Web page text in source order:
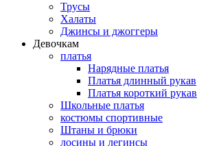
Трусы
Халаты
Джинсы и джоггеры
Девочкам
платья
Нарядные платья
Платья длинный рукав
Платья короткий рукав
Школьные платья
костюмы спортивные
Штаны и брюки
лосины и легинсы